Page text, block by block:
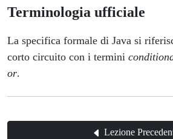
Terminologia ufficiale
La specifica formale di Java si
corto circuito con i termini
or.
Lezione